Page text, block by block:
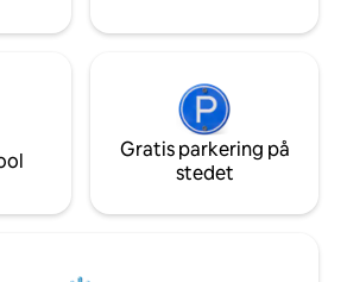
Gratis parkering på
stedet